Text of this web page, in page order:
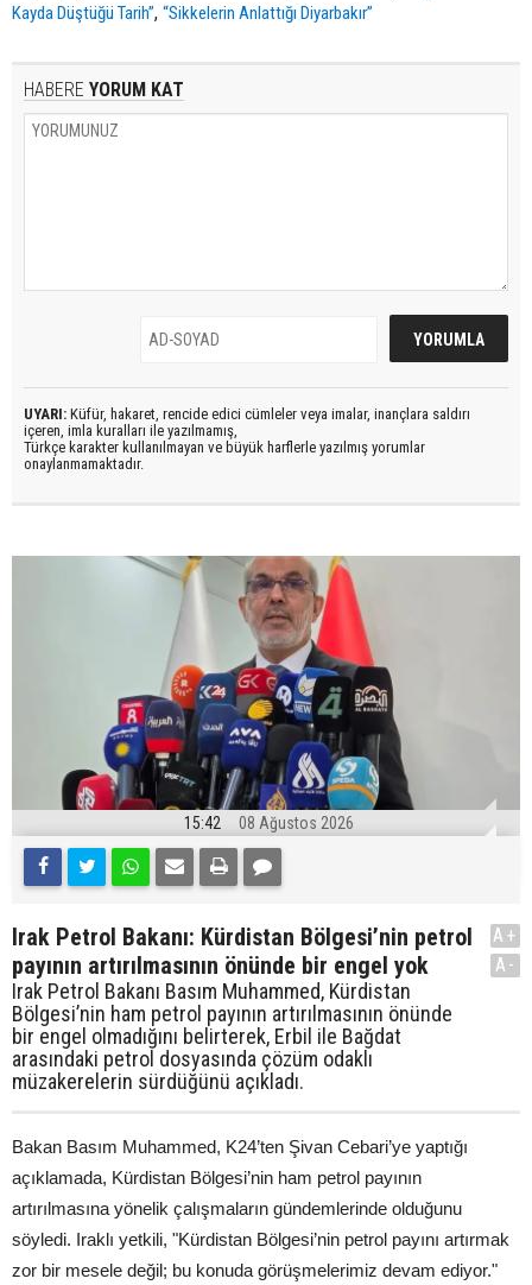
Kayda Düştüğü Tarih”, “Sikkelerin Anlattığı Diyarbakır”
HABERE YORUM KAT
UYARI: Küfür, hakaret, rencide edici cümleler veya imalar, inançlara saldırı
içeren, imla kuralları ile yazılmamış,
Türkçe karakter kullanılmayan ve büyük harflerle yazılmış yorumlar
onaylanmamaktadır.
15:42 08 Ağustos 2026
Irak Petrol Bakanı: Kürdistan Bölgesi’nin petrol
payının artırılmasının önünde bir engel yok
Irak Petrol Bakanı Basım Muhammed, Kürdistan
Bölgesi’nin ham petrol payının artırılmasının önünde
bir engel olmadığını belirterek, Erbil ile Bağdat
arasındaki petrol dosyasında çözüm odaklı
müzakerelerin sürdüğünü açıkladı.
A+
A-
Bakan Basım Muhammed, K24’ten Şivan Cebari’ye yaptığı
açıklamada, Kürdistan Bölgesi’nin ham petrol payının
artırılmasına yönelik çalışmaların gündemlerinde olduğunu
söyledi. Iraklı yetkili, "Kürdistan Bölgesi’nin petrol payını artırmak
zor bir mesele değil; bu konuda görüşmelerimiz devam ediyor."